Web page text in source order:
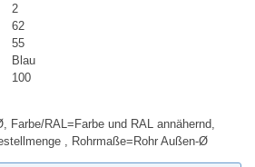
2
62
55
Blau
100
Farbe/RAL=Farbe und RAL annähernd,
, Rohrmaße=Rohr Außen-Ø